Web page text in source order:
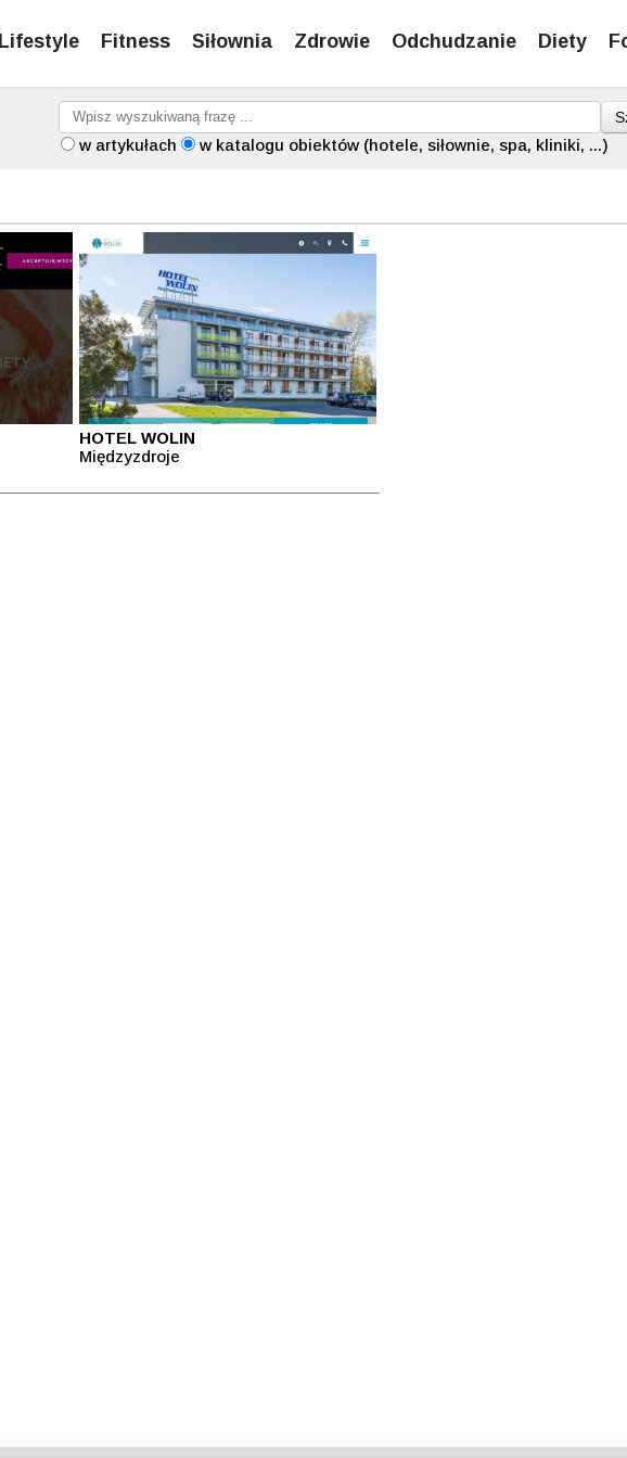
Lifestyle Fitness Siłownia Zdrowie Odchudzanie Diety
w artykułach w katalogu obiektów (hotele, siłownie, spa, kliniki, ...)
HOTEL WOLIN
Międzyzdroje